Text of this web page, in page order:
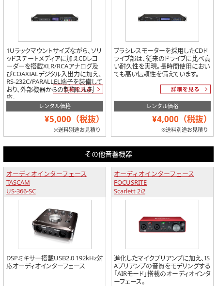
1Uラックマウントサイズながら、ソリ
ッドステートメディアに加えCDレコ
ーダーを搭載XLR/RCAアナログ及
びCOAXIALデジタル入出力に加え、
RS-232C/PARALLEL端子を装備して
おり、外部機器からの制御にも対
応。
レンタル価格
¥5,000（税抜）
※送料別途お見積り
ブラシレスモーターを採用したCDド
ライブ部は、従来のドライブに比べ高
い耐久性を実現。長時間使用におい
ても高い信頼性を備えています。
レンタル価格
¥4,000（税抜）
※送料別途お見積り
その他音響機器
オーディオインターフェース
TASCAM
US-366-SC
DSPミキサー搭載USB2.0 192kHz対
応オーディオインターフェース
オーディオインターフェース
FOCUSRITE
Scarlett 2i2
進化したマイクプリアンプに加え、IS
Aプリアンプの音質をモデリングする
「AIRモード」搭載のオーディオインタ
ーフェース。